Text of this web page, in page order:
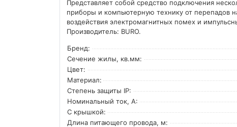
Представляет собой средство подключения
приборы и компьютерную технику от перепадов
воздействия электромагнитных помех и
Производитель: BURO.
Бренд:
Сечение жилы, кв.мм:
Цвет:
Материал:
Степень защиты IP:
Номинальный ток, А:
С крышкой:
Длина питающего провода, м: